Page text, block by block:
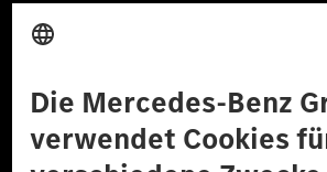
© 2026 Mercedes-Benz Group AG. Alle Rechte